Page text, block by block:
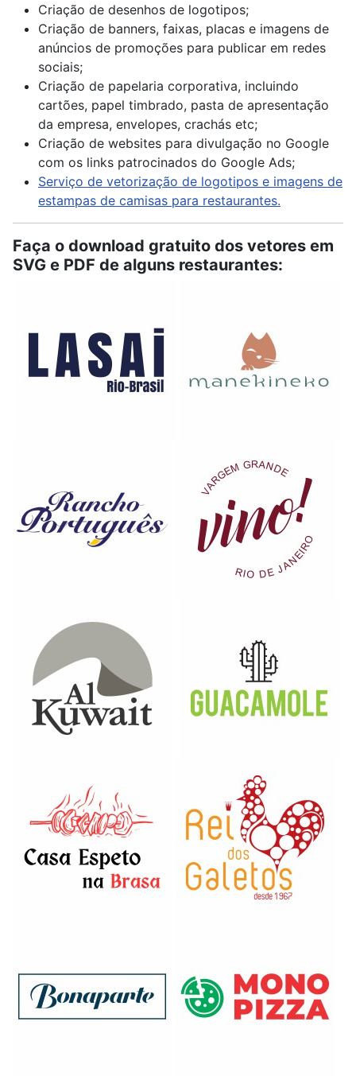
Criação de desenhos de logotipos;
Criação de banners, faixas, placas e imagens de
anúncios de promoções para publicar em redes
sociais;
Criação de papelaria corporativa, incluindo
cartões, papel timbrado, pasta de apresentação
da empresa, envelopes, crachás etc;
Criação de websites para divulgação no Google
com os links patrocinados do Google Ads;
Serviço de vetorização de logotipos e imagens de
estampas de camisas para restaurantes.
Faça o download gratuito dos vetores em
SVG e PDF de alguns restaurantes: